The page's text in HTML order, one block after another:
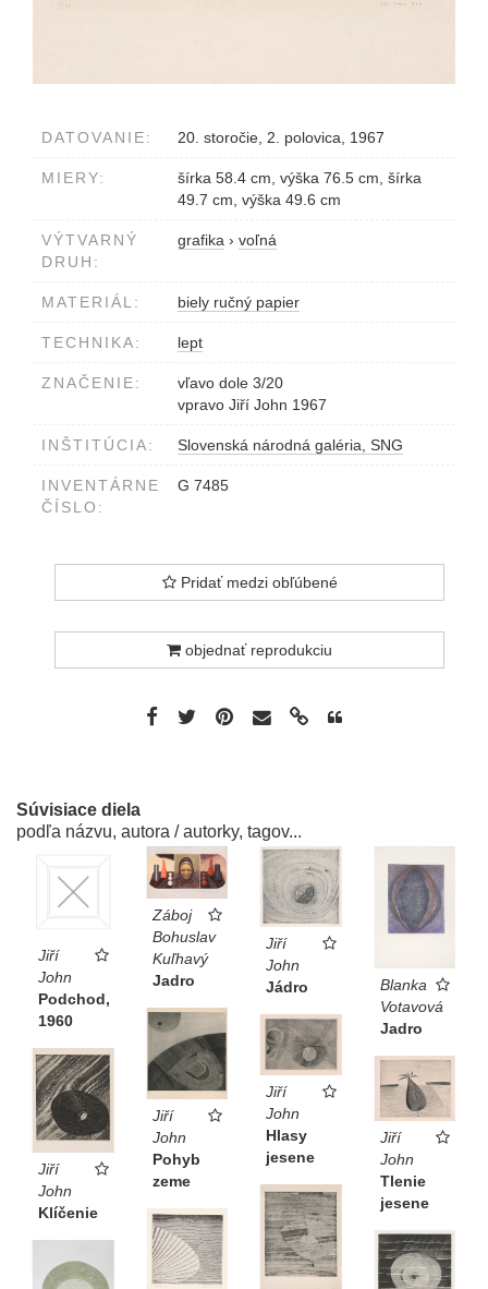
DATOVANIE: 20. storočie, 2. polovica, 1967
MIERY:
šírka 58.4 cm, výška 76.5 cm, šírka
49.7 cm, výška 49.6 cm
VÝTVARNÝ
DRUH:
grafika › voľná
MATERIÁL: biely ručný papier
TECHNIKA: lept
ZNAČENIE:
vľavo dole 3/20
vpravo Jiří John 1967
INŠTITÚCIA: Slovenská národná galéria, SNG
INVENTÁRNE
ČÍSLO:
G 7485
Pridať medzi obľúbené
objednať reprodukciu
Súvisiace diela
podľa názvu, autora / autorky, tagov...
Jiří
John
Podchod,
1960
Záboj
Bohuslav
Kuľhavý
Jadro
Jiří
John
Jádro
Blanka
Votavová
Jadro
Jiří
John
Pohyb
zeme
Jiří
John
Hlasy
jesene
Jiří
John
Klíčenie
Jiří
John
Tlenie
jesene